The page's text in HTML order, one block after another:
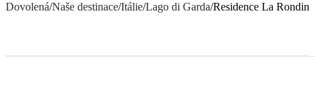
Dovolená/Naše destinace/Itálie/Lago di Garda/Residence La